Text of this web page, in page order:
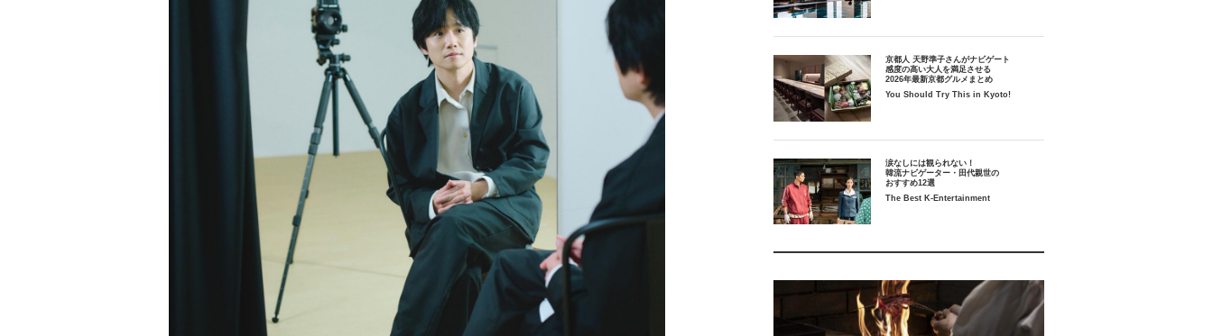
京都人 天野準子さんがナビゲート
感度の高い大人を満足させる
2026年最新京都グルメまとめ
You Should Try This in Kyoto!
涙なしには観られない！
韓流ナビゲーター・田代親世の
おすすめ12選
The Best K-Entertainment